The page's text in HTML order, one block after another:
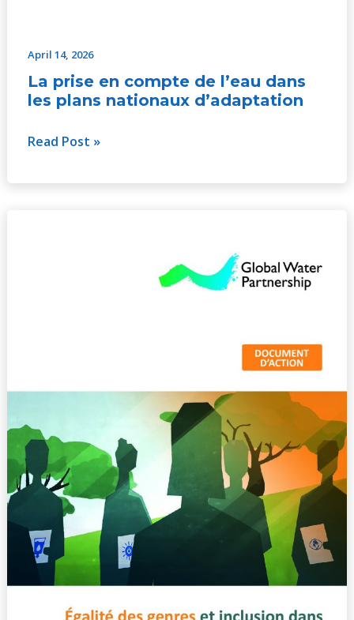
April 14, 2026
La prise en compte de l’eau dans
les plans nationaux d’adaptation
Read Post »
en
eau
–
document
d’action